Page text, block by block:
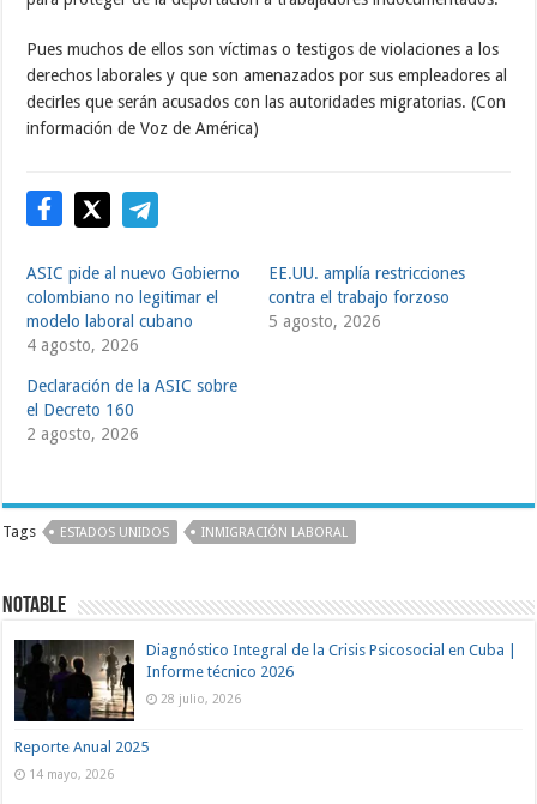
Pues muchos de ellos son víctimas o testigos de violaciones a los
derechos laborales y que son amenazados por sus empleadores al
decirles que serán acusados con las autoridades migratorias. (Con
información de Voz de América)
ASIC pide al nuevo Gobierno
colombiano no legitimar el
modelo laboral cubano
4 agosto, 2026
EE.UU. amplía restricciones
contra el trabajo forzoso
5 agosto, 2026
Declaración de la ASIC sobre
el Decreto 160
2 agosto, 2026
Tags ESTADOS UNIDOS INMIGRACIÓN LABORAL
NOTABLE
Diagnóstico Integral de la Crisis Psicosocial en Cuba |
Informe técnico 2026
28 julio, 2026
Reporte Anual 2025
14 mayo, 2026